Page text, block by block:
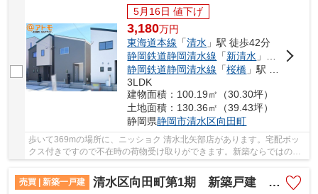
5月16日 値下げ
3,180万円
東海道本線 「清水 」駅 徒歩42分
静岡鉄道静岡清水線 「新清水 」駅 徒歩32分
静岡鉄道静岡清水線 「桜橋 」駅 徒歩24分
3LDK
建物面積：100.19㎡（30.30坪）
土地面積：130.36㎡（39.43坪）
静岡県静岡市清水区向田町
歩いて369mの場所に、ニッショク 清水北矢部店があります。宅配ボッ
クス付きですので不在時の荷物受け取りができます。新築ならではの
「新しさ」がとても魅力です。価格3,180万円のお...
売買 | 新築一戸建
清水区向田町第1期 新築戸建 1号棟